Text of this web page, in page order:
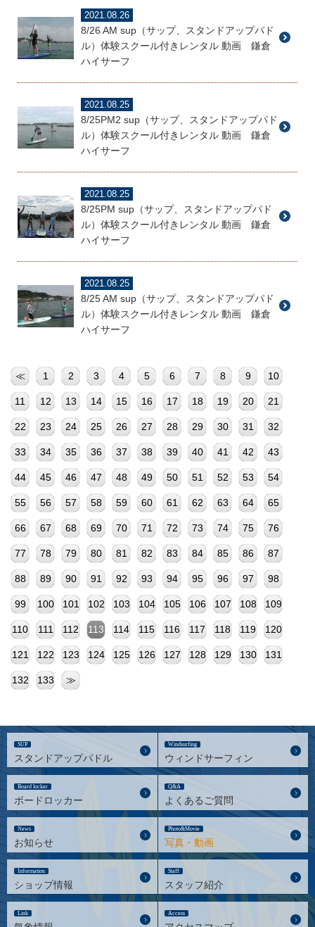
2021.08.26
8/26 AM sup（サップ、スタンドアップパド
ル）体験スクール付きレンタル 動画 鎌倉
ハイサーフ
2021.08.25
8/25PM2 sup（サップ、スタンドアップパド
ル）体験スクール付きレンタル 動画 鎌倉
ハイサーフ
2021.08.25
8/25PM sup（サップ、スタンドアップパド
ル）体験スクール付きレンタル 動画 鎌倉
ハイサーフ
2021.08.25
8/25 AM sup（サップ、スタンドアップパド
ル）体験スクール付きレンタル 動画 鎌倉
ハイサーフ
≪ 1 2 3 4 5 6 7 8 9 10
11 12 13 14 15 16 17 18 19 20 21
22 23 24 25 26 27 28 29 30 31 32
33 34 35 36 37 38 39 40 41 42 43
44 45 46 47 48 49 50 51 52 53 54
55 56 57 58 59 60 61 62 63 64 65
66 67 68 69 70 71 72 73 74 75 76
77 78 79 80 81 82 83 84 85 86 87
88 89 90 91 92 93 94 95 96 97 98
99 100 101 102 103 104 105 106 107 108 109
110 111 112 113 114 115 116 117 118 119 120
121 122 123 124 125 126 127 128 129 130 131
132 133 ≫
SUP
スタンドアップパドル
Windsurfing
ウィンドサーフィン
Board locker
ボードロッカー
Q&A
よくあるご質問
News
お知らせ
Photo&Movie
写真・動画
Information
ショップ情報
Staff
スタッフ紹介
Link Access